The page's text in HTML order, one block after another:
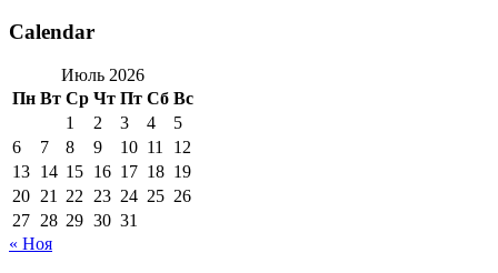
Calendar
Июль 2026
Пн Вт Ср Чт Пт Сб Вс
1
2 3 4
5
6
7 8 9 10 11
12
13 14 15 16 17 18 19
20 21 22 23 24 25 26
27 28 29 30 31
« Ноя